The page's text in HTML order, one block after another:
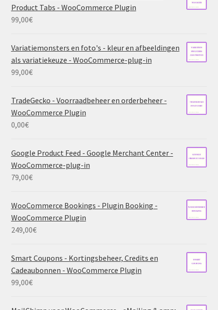
Product Tabs - WooCommerce Plugin
99,00€
Variatiemonsters en foto's - kleur en afbeeldingen
als variatiekeuze - WooCommerce-plug-in
99,00€
TradeGecko - Voorraadbeheer en orderbeheer -
WooCommerce Plugin
0,00€
Google Product Feed - Google Merchant Center -
WooCommerce-plug-in
79,00€
WooCommerce Bookings - Plugin Booking -
WooCommerce Plugin
249,00€
Smart Coupons - Kortingsbeheer, Credits en
Cadeaubonnen - WooCommerce Plugin
99,00€